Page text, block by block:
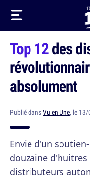
Top 12des
absolument
Publié dansVu en Une, le
Envie d'un
douzaine d'huitres
distributeurs